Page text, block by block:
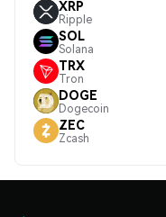
XRP
Ripple
SOL
Solana
TRX
Tron
DOGE
Dogecoin
ZEC
Zcash